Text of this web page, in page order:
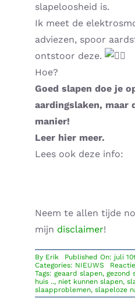
slapeloosheid is.
Ik meet de
adviezen, spoor
ontstoor deze.
Hoe?
Goed slapen doe je
aardingslaken, maar
manier!
Leer hier meer.
Lees ook deze info:
Neem te allen tijde
mijn disclaimer!
By Erik
Published On: juli
Categories: NIEUWS
Tags: geaard slapen, gezond
huis .., niet kunnen slapen,
slaapproblemen, slapeloze